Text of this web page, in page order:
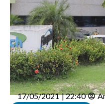
17/05/2021 |22:40